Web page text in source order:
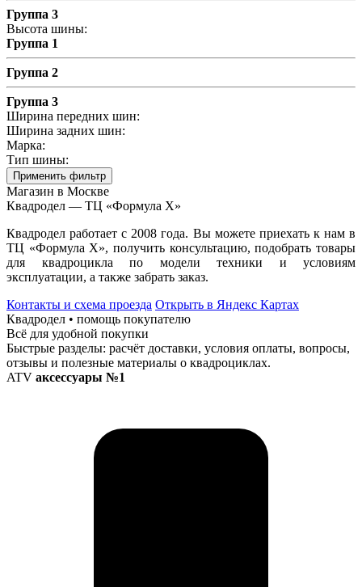
Группа 3
Высота шины:
Группа 1
Группа 2
Группа 3
Ширина передних шин:
Ширина задних шин:
Марка:
Тип шины:
Применить фильтр
Магазин в Москве
Квадродел — ТЦ «Формула Х»
Квадродел работает с 2008 года. Вы можете приехать к нам в
ТЦ «Формула Х», получить консультацию, подобрать товары
для квадроцикла по модели техники и условиям
эксплуатации, а также забрать заказ.
Контакты и схема проезда Открыть в Яндекс Картах
Квадродел • помощь покупателю
Всё для удобной покупки
Быстрые разделы: расчёт доставки, условия оплаты, вопросы,
отзывы и полезные материалы о квадроциклах.
ATV аксессуары №1